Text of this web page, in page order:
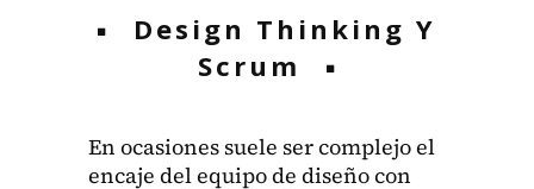
Design Thinking Y
Scrum
En oca­siones suele ser com­ple­jo el
enca­je del equipo de dis­eño con